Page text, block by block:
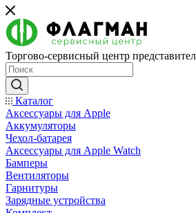
Торгово-сервисный центр
Каталог
Аксессуары для Apple
Аккумуляторы
Чехол-батарея
Аксессуары для Apple Watch
Бамперы
Вентиляторы
Гарнитуры
Зарядные устройства